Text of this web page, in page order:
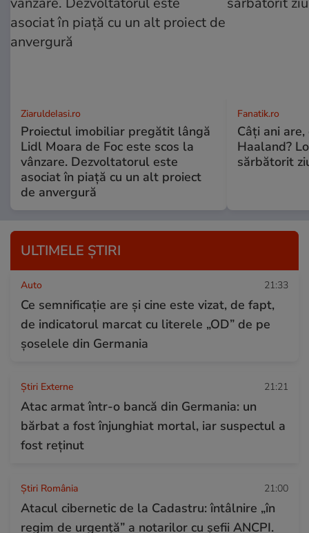
ZiaruldeIasi.ro
Proiectul imobiliar pregătit lângă
Lidl Moara de Foc este scos la
vânzare. Dezvoltatorul este
asociat în piață cu un alt proiect
de anvergură
Fanatik.ro
Câți ani
Haaland?
sărbătorit
ULTIMELE ȘTIRI
Auto 21:33
Ce semnificație are și cine este vizat, de fapt,
de indicatorul marcat cu literele „OD” de pe
șoselele din Germania
Știri Externe 21:21
Atac armat într-o bancă din Germania: un
bărbat a fost înjunghiat mortal, iar suspectul a
fost reținut
Știri România 21:00
Atacul cibernetic de la Cadastru: întâlnire „în
regim de urgență” a notarilor cu șefii ANCPI.